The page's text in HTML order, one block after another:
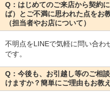
Q：はじめてのご来店から契約
ば）とご不満に思われた点をお
（担当者やお店について）
不明点をLINEで気軽に問い合わ
です。
Q：今後も、お引越し等のご相
けますか？簡単にご理由もお教